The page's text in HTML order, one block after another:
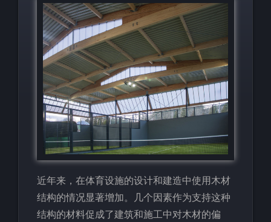
近年来，在体育设施的设计和建造中使用木材
结构的情况显著增加。几个因素作为支持这种
结构的材料促成了建筑和施工中对木材的偏